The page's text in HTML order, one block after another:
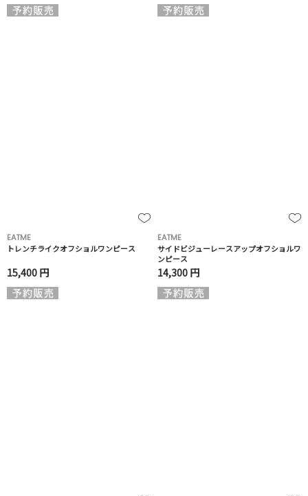
EATME
トレンチライクオフショルワンピース
15,400 円
EATME
サイドビジューレースアップオフショルワ
ンピース
14,300 円